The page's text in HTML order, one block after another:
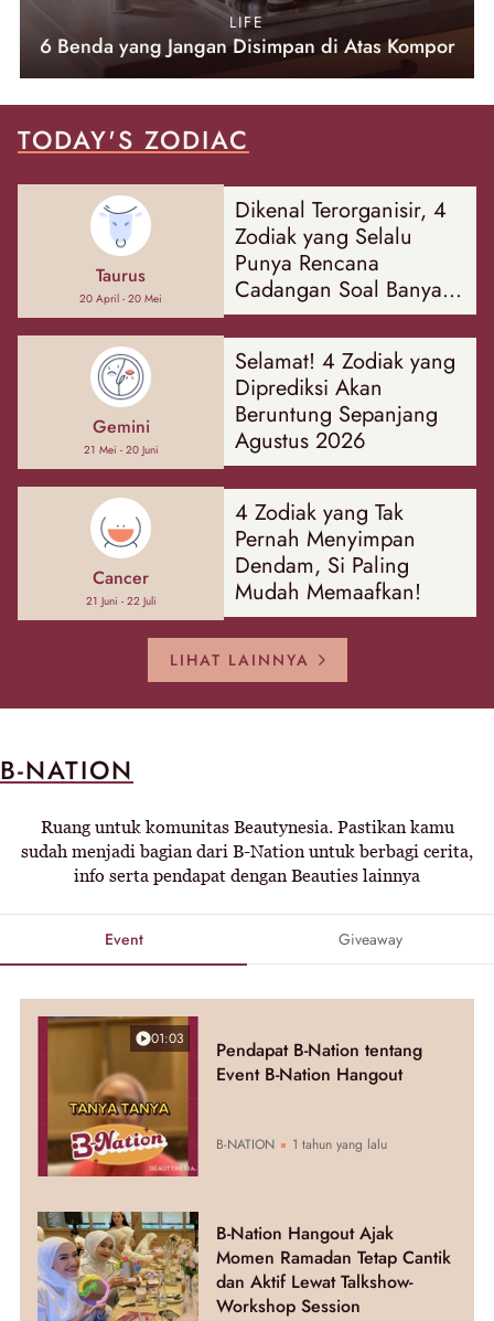
LIFE
6 Benda yang Jangan Disimpan di Atas Kompor
TODAY'S ZODIAC
Taurus
20 April - 20 Mei
Dikenal Terorganisir, 4
Zodiak yang Selalu
Punya Rencana
Cadangan Soal Banyak
Hal
Gemini
21 Mei - 20 Juni
Selamat! 4 Zodiak yang
Diprediksi Akan
Beruntung Sepanjang
Agustus 2026
Cancer
21 Juni - 22 Juli
4 Zodiak yang Tak
Pernah Menyimpan
Dendam, Si Paling
Mudah Memaafkan!
LIHAT LAINNYA
B-NATION
Ruang untuk komunitas Beautynesia. Pastikan kamu
sudah menjadi bagian dari B-Nation untuk berbagi cerita,
info serta pendapat dengan Beauties lainnya
Event Giveaway
01:03
Pendapat B-Nation tentang
Event B-Nation Hangout
B-NATION 1 tahun yang lalu
B-Nation Hangout Ajak
Momen Ramadan Tetap Cantik
dan Aktif Lewat Talkshow-
Workshop Session